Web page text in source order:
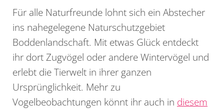
Für alle Naturfreunde lohnt sich ein Abstecher
ins nahegelegene Naturschutzgebiet
Boddenlandschaft. Mit etwas Glück entdeckt
ihr dort Zugvögel oder andere Wintervögel und
erlebt die Tierwelt in ihrer ganzen
Ursprünglichkeit. Mehr zu
Vogelbeobachtungen könnt ihr auch in diesem